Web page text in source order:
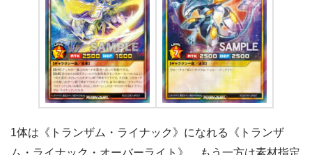
1体は《トランザム・ライナック》になれる《トランザ
ム・ライナック・オーバーライト》、もう一方は素材指定